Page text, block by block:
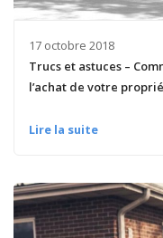
17 octobre 2018
Trucs et astuces –
l’achat de votre
Lire la suite